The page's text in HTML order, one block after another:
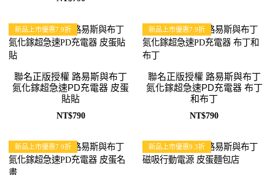
新品上市優惠7.9折
聯名正版授權 路易斯與布丁
氮化鎵超急速PD充電器 皮蛋
貼貼
NT$790
新品上市優惠7.9折
聯名正版授權 路易斯與布丁
氮化鎵超急速PD充電器 布丁
和布丁
NT$790
新品上市優惠7.9折 新品上市優惠9.3折